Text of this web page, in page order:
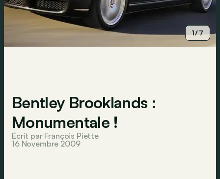
1/7
Bentley Brooklands :
Monumentale !
Écrit par François Piette
16 Novembre 2009